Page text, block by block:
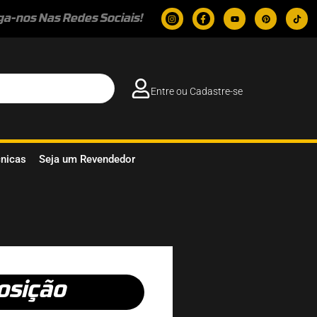
nos Nas Redes Sociais!
Entre ou Cadastre-se
Seja um Revendedor